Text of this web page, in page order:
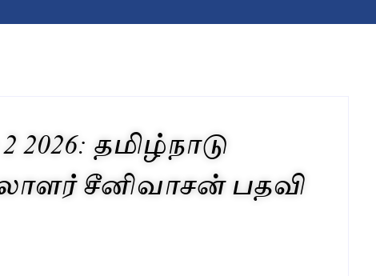
2 2026: தமிழ்நாடு
சீனிவாசன் பதவி